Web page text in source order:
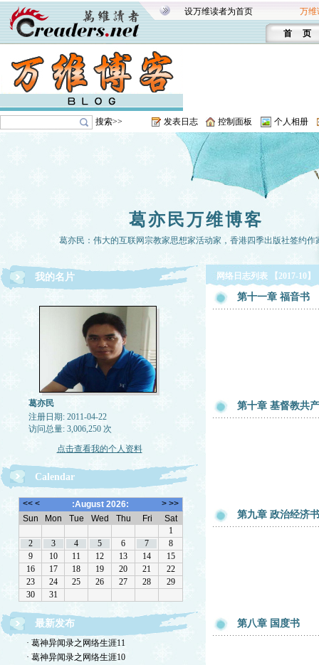
设万维读者为首页 万维
首 页
搜索>> 发表日志 控制面板 个人相册
葛亦民万维博客
葛亦民：伟大的互联网宗教家思想家活动家，香港四季出版社签约作
我的名片
葛亦民
注册日期: 2011-04-22
访问总量: 3,006,250 次
点击查看我的个人资料
Calendar
最新发布
· 葛神异闻录之网络生涯11
· 葛神异闻录之网络生涯10
网络日志列表 【2017-10】
第十一章 福音书
第十章 基督教共
第九章 政治经济书
第八章 国度书